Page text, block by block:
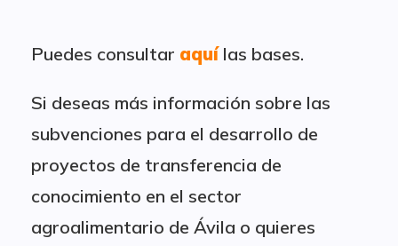
Puedes consultar aquílas bases.
Si deseas más información sobre las
subvenciones para el desarrollo de
proyectos de transferencia de
conocimiento en el sector
agroalimentario de Ávila o quieres